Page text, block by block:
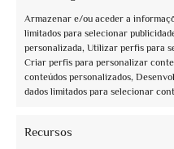
Armazenar e/ou aceder a
limitados para selecionar
personalizada, Utilizar perfis para
Criar perfis para personalizar
conteúdos personalizados,
dados limitados para selecionar
Recursos